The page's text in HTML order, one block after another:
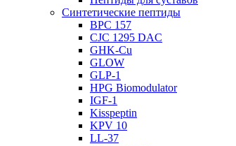
Синтетические пептиды
BPC 157
CJC 1295 DAC
GHK-Cu
GLOW
GLP-1
HPG Biomodulator
IGF-1
Kisspeptin
KPV 10
LL-37